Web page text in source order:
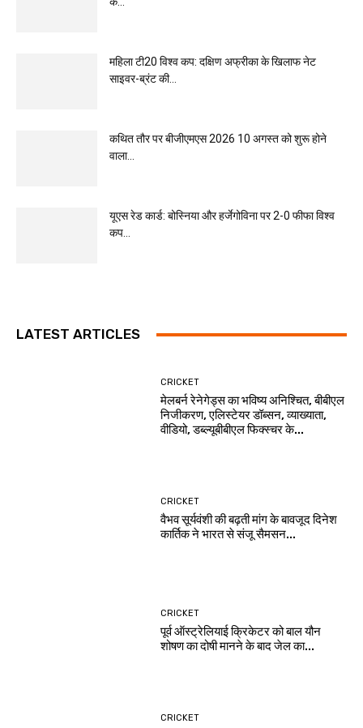
महिला टी20 विश्व कप: दक्षिण अफ्रीका के खिलाफ नेट
साइवर-ब्रंट की...
कथित तौर पर बीजीएमएस 2026 10 अगस्त को शुरू होने
वाला...
यूएस रेड कार्ड: बोस्निया और हर्जेगोविना पर 2-0 फीफा विश्व
कप...
LATEST ARTICLES
CRICKET
मेलबर्न रेनेगेड्स का भविष्य अनिश्चित, बीबीएल
निजीकरण, एलिस्टेयर डॉब्सन, व्याख्याता,
वीडियो, डब्ल्यूबीबीएल फिक्स्चर के...
CRICKET
वैभव सूर्यवंशी की बढ़ती मांग के बावजूद दिनेश
कार्तिक ने भारत से संजू सैमसन...
CRICKET
पूर्व ऑस्ट्रेलियाई क्रिकेटर को बाल यौन
शोषण का दोषी मानने के बाद जेल का...
CRICKET